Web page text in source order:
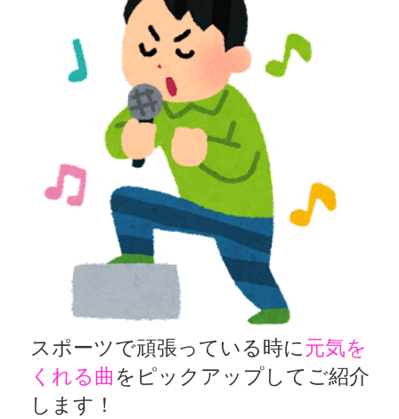
スポーツで頑張っている時に元気を
くれる曲をピックアップしてご紹介
します！